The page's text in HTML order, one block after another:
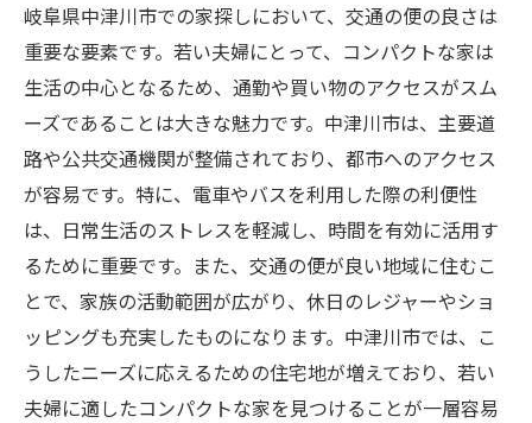
岐阜県中津川市での家探しにおいて、交通の便の良さは
重要な要素です。若い夫婦にとって、コンパクトな家は
生活の中心となるため、通勤や買い物のアクセスがスム
ーズであることは大きな魅力です。中津川市は、主要道
路や公共交通機関が整備されており、都市へのアクセス
が容易です。特に、電車やバスを利用した際の利便性
は、日常生活のストレスを軽減し、時間を有効に活用す
るために重要です。また、交通の便が良い地域に住むこ
とで、家族の活動範囲が広がり、休日のレジャーやショ
ッピングも充実したものになります。中津川市では、こ
うしたニーズに応えるための住宅地が増えており、若い
夫婦に適したコンパクトな家を見つけることが一層容易